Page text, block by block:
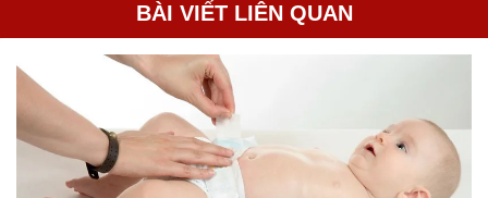
BÀI VIẾT LIÊN QUAN